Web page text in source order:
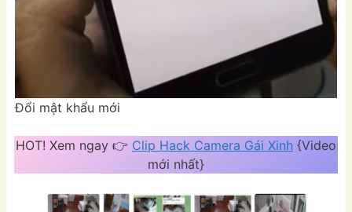
Đổi mật khẩu mới
HOT! Xem ngay 👉 Clip Hack Camera Gái Xinh {Video
mới nhất}